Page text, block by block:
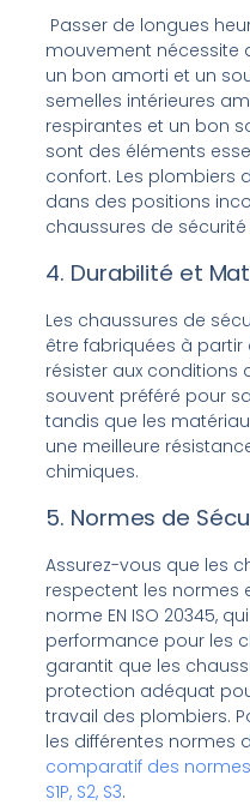
Passer de longues
mouvement nécessite
un bon amorti et un
semelles intérieures
respirantes et un bon
sont des éléments
confort. Les plombiers
dans des positions
chaussures de
4. Durabilité et
Les chaussures de
être fabriquées à
résister aux conditions
souvent préféré pour
tandis que les
une meilleure
chimiques.
5. Normes de
Assurez-vous que les
respectent les normes
norme EN ISO 20345,
performance pour les
garantit que les
protection adéquat
travail des plombiers.
les différentes normes
comparatif des
S1P, S2, S3.